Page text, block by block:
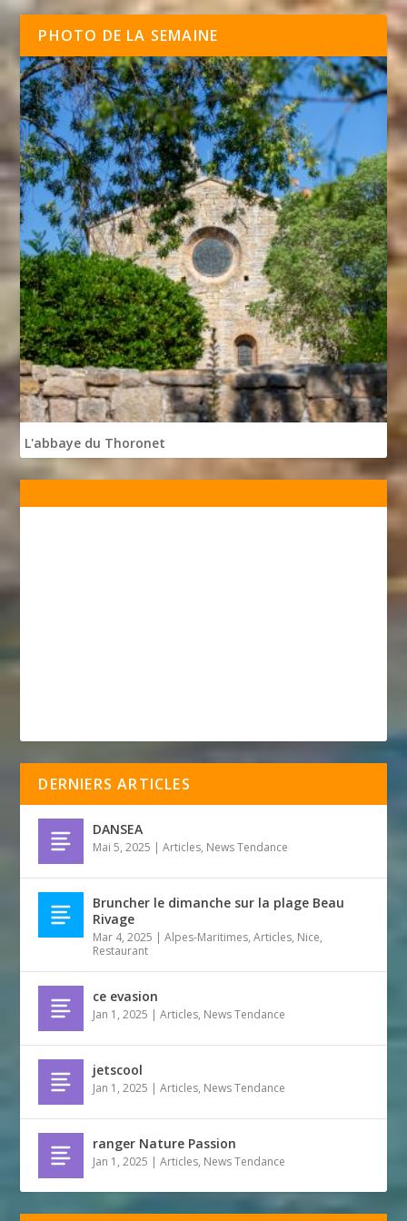
PHOTO DE LA SEMAINE
L'abbaye du Thoronet
DERNIERS ARTICLES
DANSEA
Mai 5, 2025 |Articles, News Tendance
Bruncher le dimanche sur la plage Beau
Rivage
Mar 4, 2025 |Alpes-Maritimes,Articles, Nice,
Restaurant
ce evasion
Jan 1, 2025 |Articles, News Tendance
jetscool
Jan 1, 2025 |Articles, News Tendance
ranger Nature Passion
Jan 1, 2025 |Articles, News Tendance